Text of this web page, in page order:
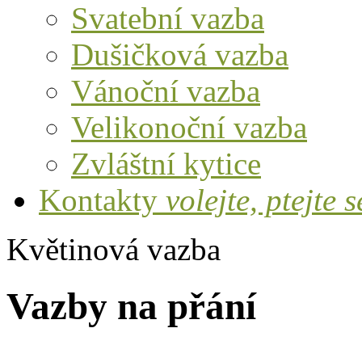
Svatební vazba
Dušičková vazba
Vánoční vazba
Velikonoční vazba
Zvláštní kytice
Kontakty volejte, ptejte
Květinová vazba
Vazby na přání